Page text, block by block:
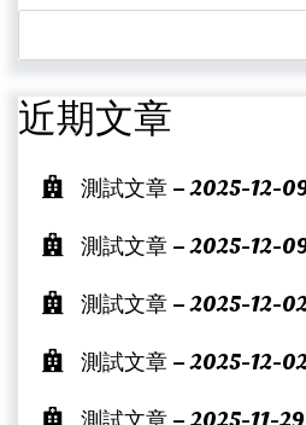
近期文章
測試文章 – 2025-12-
測試文章 – 2025-12-
測試文章 – 2025-12-
測試文章 – 2025-12-